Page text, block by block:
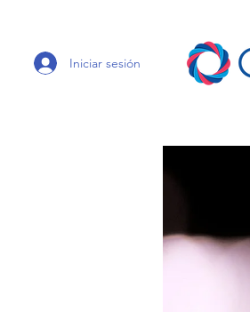
Iniciar sesión